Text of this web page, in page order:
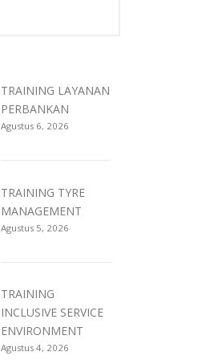
TRAINING LAYANAN
PERBANKAN
Agustus 6, 2026
TRAINING TYRE
MANAGEMENT
Agustus 5, 2026
TRAINING
INCLUSIVE SERVICE
ENVIRONMENT
Agustus 4, 2026